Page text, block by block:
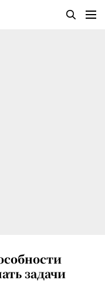
задачи